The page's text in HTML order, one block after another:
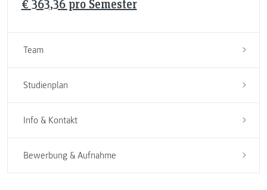
€ 363,36 pro Semester
Team
Studienplan
Info & Kontakt
Bewerbung & Aufnahme